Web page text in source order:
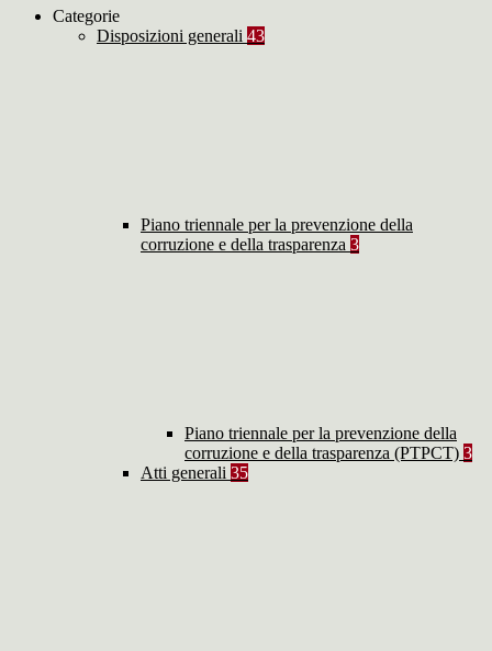
Categorie
Disposizioni generali 43
Piano triennale per la prevenzione della
corruzione e della trasparenza 3
Piano triennale per la prevenzione della
corruzione e della trasparenza (PTPCT) 3
Atti generali 35